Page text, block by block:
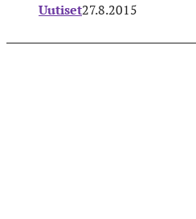
Uutiset27.8.2015